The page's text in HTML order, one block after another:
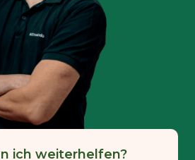
ich weiterhelfen?